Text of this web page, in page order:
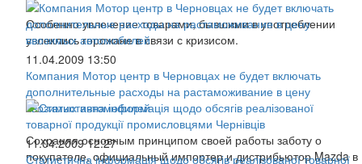
Особенно увлечение товарами, бывшими в употреблении
увлеклись горожане в связи с кризисом.
11.04.2009 13:50
Компания Мотор центр в Черновцах не будет включать
дополнительные расходы на растаможивание в цену
ввозимых автомобилей
Сохраняя основным принципом своей работы заботу о
покупателе, официальный импортер и дистрибьютор Mazda в
11.04.2009 12:27
Статистична інформація щодо обсягів реалізованої товарної